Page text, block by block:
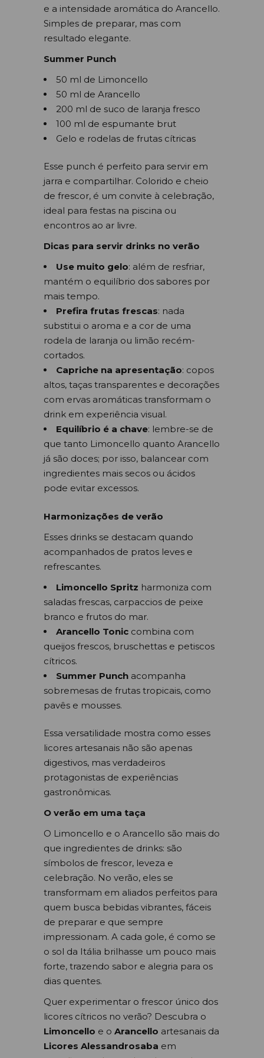
e a intensidade aromática do Arancello.
Simples de preparar, mas com
resultado elegante.
Summer Punch
50 ml de Limoncello
50 ml de Arancello
200 ml de suco de laranja fresco
100 ml de espumante brut
Gelo e rodelas de frutas cítricas
Esse punch é perfeito para servir em
jarra e compartilhar. Colorido e cheio
de frescor, é um convite à celebração,
ideal para festas na piscina ou
encontros ao ar livre.
Dicas para servir drinks no verão
Use muito gelo: além de resfriar,
mantém o equilíbrio dos sabores por
mais tempo.
Prefira frutas frescas: nada
substitui o aroma e a cor de uma
rodela de laranja ou limão recém-
cortados.
Capriche na apresentação: copos
altos, taças transparentes e decorações
com ervas aromáticas transformam o
drink em experiência visual.
Equilíbrio é a chave: lembre-se de
que tanto Limoncello quanto Arancello
já são doces; por isso, balancear com
ingredientes mais secos ou ácidos
pode evitar excessos.
Harmonizações de verão
Esses drinks se destacam quando
acompanhados de pratos leves e
refrescantes.
Limoncello Spritz harmoniza com
saladas frescas, carpaccios de peixe
branco e frutos do mar.
Arancello Tonic combina com
queijos frescos, bruschettas e petiscos
cítricos.
Summer Punch acompanha
sobremesas de frutas tropicais, como
pavês e mousses.
Essa versatilidade mostra como esses
licores artesanais não são apenas
digestivos, mas verdadeiros
protagonistas de experiências
gastronômicas.
O verão em uma taça
O Limoncello e o Arancello são mais do
que ingredientes de drinks: são
símbolos de frescor, leveza e
celebração. No verão, eles se
transformam em aliados perfeitos para
quem busca bebidas vibrantes, fáceis
de preparar e que sempre
impressionam. A cada gole, é como se
o sol da Itália brilhasse um pouco mais
forte, trazendo sabor e alegria para os
dias quentes.
Quer experimentar o frescor único dos
licores cítricos no verão? Descubra o
Limoncello e o Arancello artesanais da
Licores Alessandrosaba em